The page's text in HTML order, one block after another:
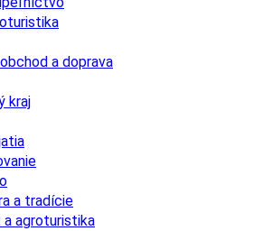
a doprava
kraj
a tradície
a agroturistika